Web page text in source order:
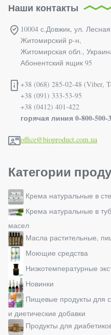
Наши контакты
10004 с.Довжик, ул.
Житомирский р-н,
Житомирская обл.,
Абонентский ящик 95
+38 (068) 285-02-48 (Viber,
+38 (091) 333-53-95
+38 (0412) 401-422
горячая линия 0-800-500-
office@bioproduct.com.ua
Категории
Крема натуральные в
Крема натуральные в
масел
Масла растительные,
Моющие средства
Низкотемпературные
Новинки
Пищевые продукты для
и диетические добавки
Продукты для